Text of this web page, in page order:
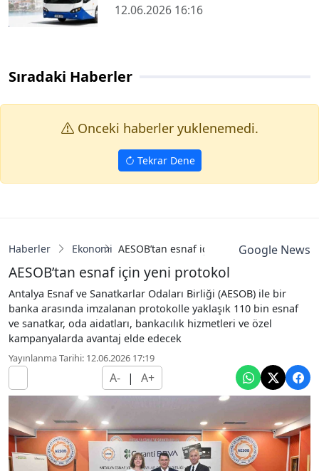
12.06.2026 16:16
Sıradaki Haberler
Onceki haberler yuklenemedi.
Tekrar Dene
Haberler Ekonomi AESOB’tan esnaf için yeni protokol
Google News
AESOB’tan esnaf için yeni protokol
Antalya Esnaf ve Sanatkarlar Odaları Birliği (AESOB) ile bir
banka arasında imzalanan protokolle yaklaşık 110 bin esnaf
ve sanatkar, oda aidatları, bankacılık hizmetleri ve özel
kampanyalarda avantaj elde edecek
Yayınlanma Tarihi: 12.06.2026 17:19
A- | A+